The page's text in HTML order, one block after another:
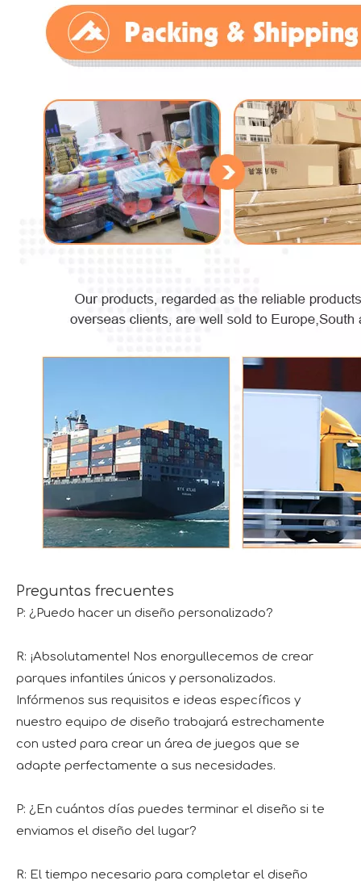
Preguntas frecuentes
P: ¿Puedo hacer un diseño personalizado?
R: ¡Absolutamente! Nos enorgullecemos de crear
parques infantiles únicos y personalizados.
Infórmenos sus requisitos e ideas específicos y
nuestro equipo de diseño trabajará estrechamente
con usted para crear un área de juegos que se
adapte perfectamente a sus necesidades.
P: ¿En cuántos días puedes terminar el diseño si te
enviamos el diseño del lugar?
R: El tiempo necesario para completar el diseño